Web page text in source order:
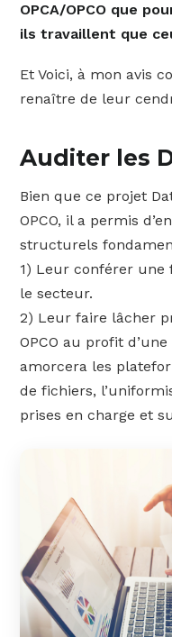
OPCA/OPCO que
ils travaillent que
Et Voici, à mon avis
renaître de leur
Auditer les
Bien que ce projet
OPCO, il a permis
structurels
1) Leur conférer une
le secteur.
2) Leur faire lâcher
OPCO au profit
amorcera les
de fichiers,
prises en charge et